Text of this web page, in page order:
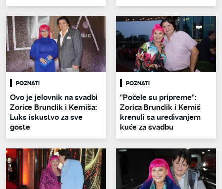
POZNATI
Ovo je jelovnik na svadbi
Zorice Brunclik i Kemiša:
Luks iskustvo za sve
goste
POZNATI
"Počele su pripreme":
Zorica Brunclik i Kemiš
krenuli sa uređivanjem
kuće za svadbu